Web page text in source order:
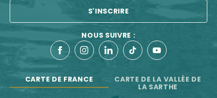
S'INSCRIRE
NOUS SUIVRE :
CARTE DE FRANCE
CARTE DE LA VALLÉE DE
LA SARTHE